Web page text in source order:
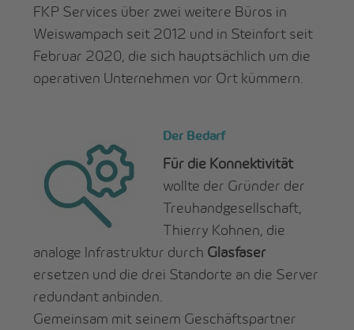
FKP Services über zwei weitere Büros in
Weiswampach seit 2012 und in Steinfort seit
Februar 2020, die sich hauptsächlich um die
operativen Unternehmen vor Ort kümmern.
Der Bedarf
Für die Konnektivität
wollte der Gründer der
Treuhandgesellschaft,
Thierry Kohnen, die
analoge Infrastruktur durch Glasfaser
ersetzen und die drei Standorte an die Server
redundant anbinden.
Gemeinsam mit seinem Geschäftspartner